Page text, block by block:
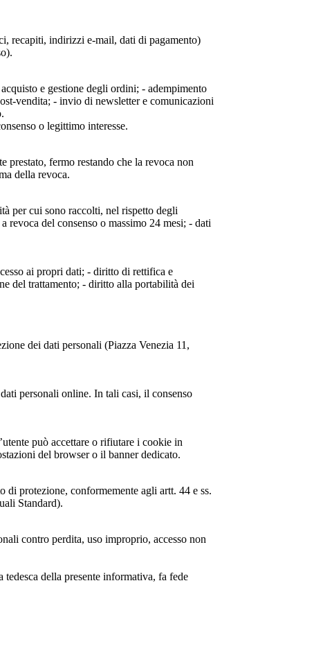
recapiti, indirizzi e-mail, dati di pagamento)
e gestione degli ordini; - adempimento
vendita; - invio di newsletter e comunicazioni
o legittimo interesse.
prestato, fermo restando che la revoca non
della revoca.
per cui sono raccolti, nel rispetto degli
del consenso o massimo 24 mesi; - dati
ai propri dati; - diritto di rettifica e
del trattamento; - diritto alla portabilità dei
dei dati personali (Piazza Venezia 11,
personali online. In tali casi, il consenso
può accettare o rifiutare i cookie in
del browser o il banner dedicato.
protezione, conformemente agli artt. 44 e ss.
Standard).
contro perdita, uso improprio, accesso non
della presente informativa, fa fede